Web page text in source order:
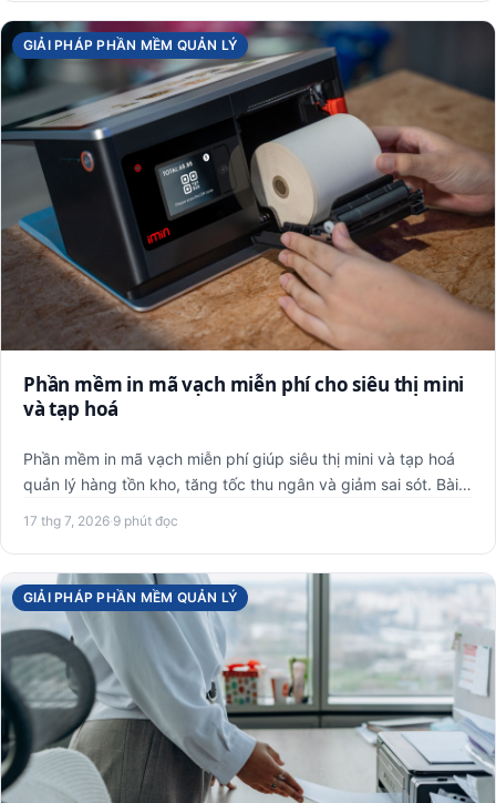
GIẢI PHÁP PHẦN MỀM QUẢN LÝ
Phần mềm in mã vạch miễn phí cho siêu thị mini
và tạp hoá
Phần mềm in mã vạch miễn phí giúp siêu thị mini và tạp hoá
quản lý hàng tồn kho, tăng tốc thu ngân và giảm sai sót. Bài
17 thg 7, 2026·9 phút đọc
GIẢI PHÁP PHẦN MỀM QUẢN LÝ